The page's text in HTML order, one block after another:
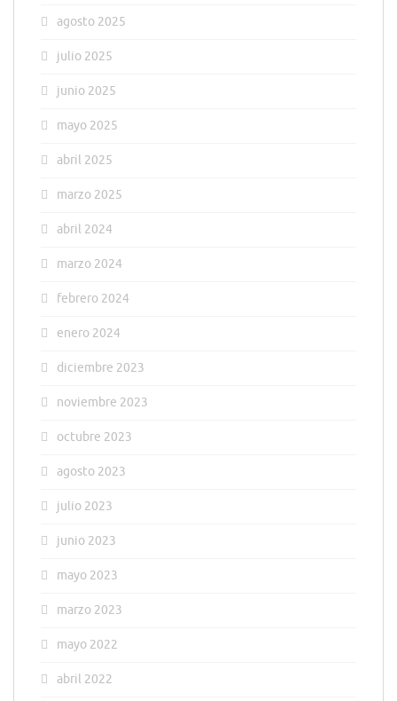
agosto 2025
julio 2025
junio 2025
mayo 2025
abril 2025
marzo 2025
abril 2024
marzo 2024
febrero 2024
enero 2024
diciembre 2023
noviembre 2023
octubre 2023
agosto 2023
julio 2023
junio 2023
mayo 2023
marzo 2023
mayo 2022
abril 2022